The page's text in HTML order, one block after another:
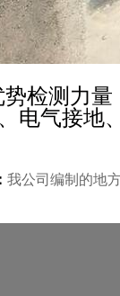
势检测力
电气接地
我公司编制的地